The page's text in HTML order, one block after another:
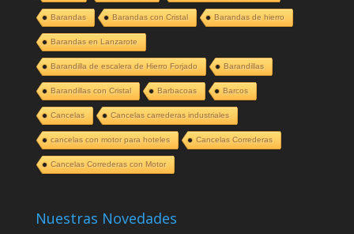
Barandas Barandas con Cristal Barandas de hierro
Barandas en Lanzarote
Barandilla de escalera de Hierro Forjado Barandillas
Barandillas con Cristal Barbacoas Barcos
Cancelas Cancelas carrederas industriales
cancelas con motor para hoteles Cancelas Correderas
Cancelas Correderas con Motor
Nuestras Novedades